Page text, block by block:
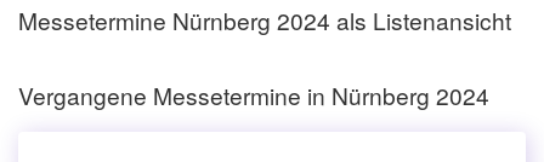
Messetermine Nürnberg 2024 als Listenansicht
Vergangene Messetermine in Nürnberg 2024